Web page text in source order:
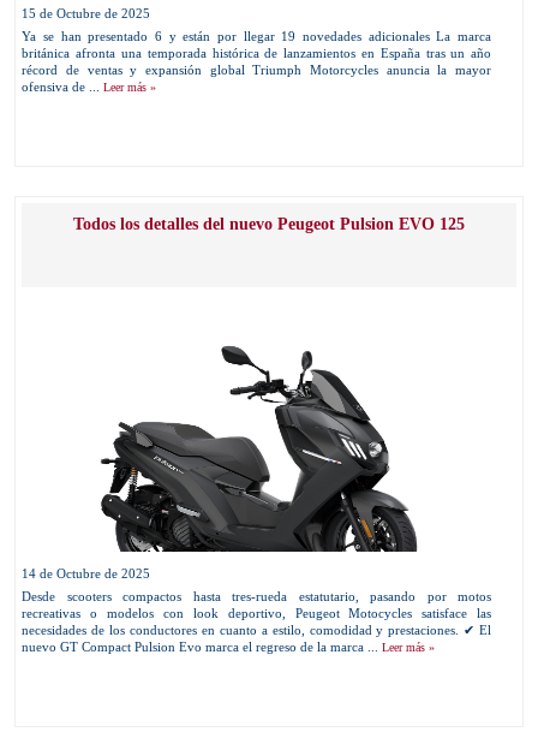
15 de Octubre de 2025
Ya se han presentado 6 y están por llegar 19 novedades adicionales La marca
británica afronta una temporada histórica de lanzamientos en España tras un año
récord de ventas y expansión global Triumph Motorcycles anuncia la mayor
ofensiva de ...Leer más »
Todos los detalles del nuevo Peugeot Pulsion EVO 125
14 de Octubre de 2025
Desde scooters compactos hasta tres-rueda estatutario, pasando por motos
recreativas o modelos con look deportivo, Peugeot Motocycles satisface las
necesidades de los conductores en cuanto a estilo, comodidad y prestaciones. ✔ El
nuevo GT Compact Pulsion Evo marca el regreso de la marca ...Leer más »